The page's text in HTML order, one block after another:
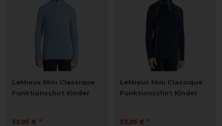
LeMieux Mini Classique
Funktionsshirt Kinder
53,95 € *
LeMieux Mini Classique
Funktionsshirt Kinder
53,95 € *